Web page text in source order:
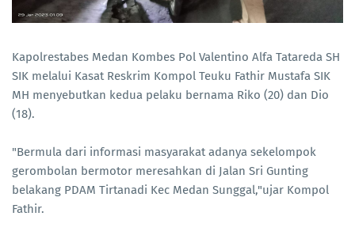
Kapolrestabes Medan Kombes Pol Valentino Alfa Tatareda SH
SIK melalui Kasat Reskrim Kompol Teuku Fathir Mustafa SIK
MH menyebutkan kedua pelaku bernama Riko (20) dan Dio
(18).
"Bermula dari informasi masyarakat adanya sekelompok
gerombolan bermotor meresahkan di Jalan Sri Gunting
belakang PDAM Tirtanadi Kec Medan Sunggal,"ujar Kompol
Fathir.